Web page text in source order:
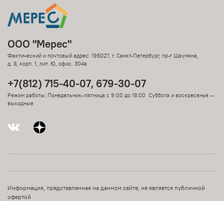
ООО "Мерес"
Фактический и почтовый адрес: 195027, г. Санкт-Петербург, пр-т Шаумяна,
д. 8, корп. 1, лит. Ю, офис. 304а
+7(812) 715-40-07, 679-30-07
Режим работы: Понедельник–пятница с 9:00 до 18:00 Суббота и воскресенье —
выходные
Информация, представленная на данном сайте, не является публичной
офертой